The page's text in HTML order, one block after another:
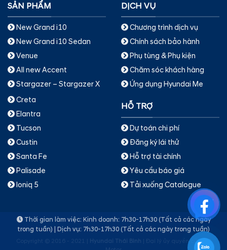
SẢN PHẨM
New Grand i10
New Grand i10 Sedan
Venue
All new Accent
Stargazer – Stargazer X
Creta
Elantra
Tucson
Custin
Santa Fe
Palisade
Ioniq 5
DỊCH VỤ
Chương trình dịch vụ
Chính sách bảo hành
Phụ tùng & Phụ kiện
Chăm sóc khách hàng
Ứng dụng Hyundai Me
HỖ TRỢ
Dự toán chi phí
Đăng ký lái thử
Hỗ trợ tài chính
Yêu cầu báo giá
Tải xuống Catalogue
Thời gian làm việc: Kinh doanh: 7h30-17h30 (Tất cả các ngày
trong tuần) | Dịch vụ: 7h30-17h30 (Tất cả các ngày trong tuần)
Copyright © 2016 - 2021 | Hyundai Thái Bình | Đại lý ủy quyền của TC